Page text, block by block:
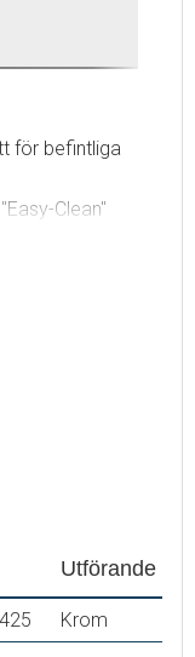
för befintliga
Clean"
och BPA-fri
Utförande
Krom